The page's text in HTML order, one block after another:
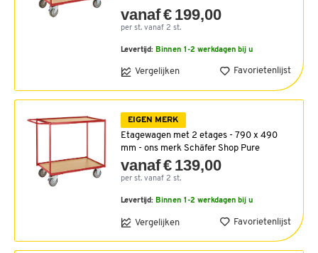
vanaf € 199,00
per st. vanaf 2 st.
Levertijd: Binnen 1-2 werkdagen bij u
Vergelijken Favorietenlijst
EIGEN MERK
Etagewagen met 2 etages - 790 x 490
mm - ons merk Schäfer Shop Pure
vanaf € 139,00
per st. vanaf 2 st.
Levertijd: Binnen 1-2 werkdagen bij u
Vergelijken Favorietenlijst